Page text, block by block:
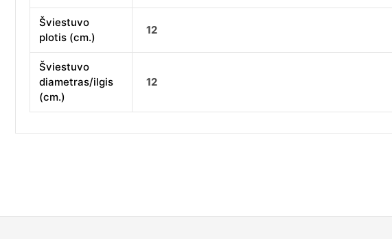
Šviestuvo
plotis (cm.)
12
Šviestuvo
diametras/ilgis
(cm.)
12